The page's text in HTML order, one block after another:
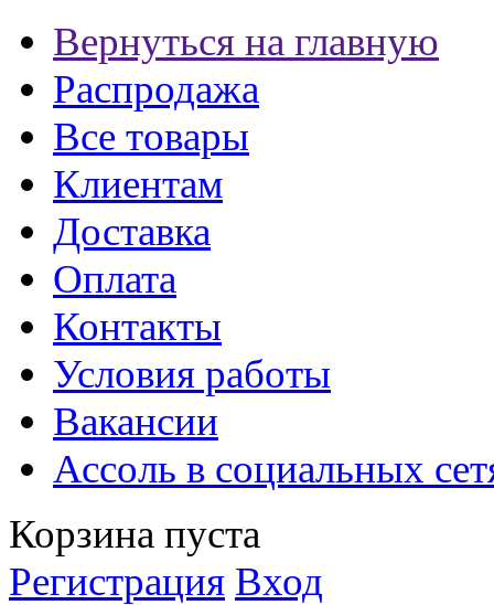
Вернуться на главную
Распродажа
Все товары
Клиентам
Доставка
Оплата
Контакты
Условия работы
Вакансии
Ассоль в социальных
Корзина пуста
Регистрация Вход